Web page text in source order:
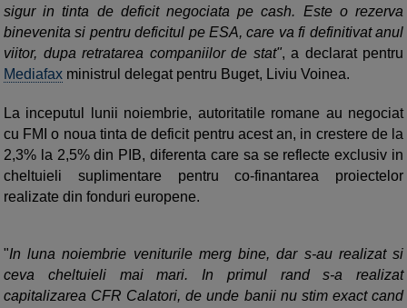
sigur in tinta de deficit negociata pe cash. Este o rezerva
binevenita si pentru deficitul pe ESA, care va fi definitivat anul
viitor, dupa retratarea companiilor de stat", a declarat pentru
Mediafax ministrul delegat pentru Buget, Liviu Voinea.
La inceputul lunii noiembrie, autoritatile romane au negociat
cu FMI o noua tinta de deficit pentru acest an, in crestere de la
2,3% la 2,5% din PIB, diferenta care sa se reflecte exclusiv in
cheltuieli suplimentare pentru co-finantarea proiectelor
realizate din fonduri europene.
"In luna noiembrie veniturile merg bine, dar s-au realizat si
ceva cheltuieli mai mari. In primul rand s-a realizat
capitalizarea CFR Calatori, de unde banii nu stim exact cand